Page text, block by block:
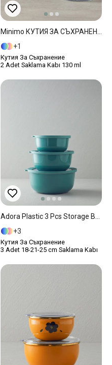
1
Кутия За Съхранение
2 Adet Saklama Kabı 130 ml
3
Кутия За Съхранение
3 Adet 18-21-25 cm Saklama Kabı